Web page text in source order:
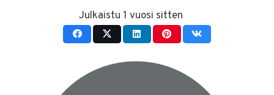
Julkaistu 1 vuosi sitten